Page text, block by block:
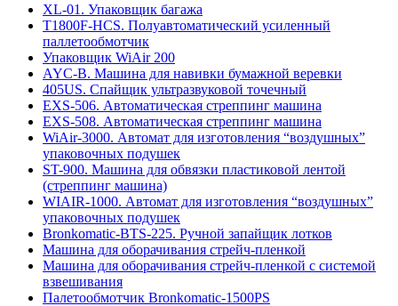
XL-01. Упаковщик багажа
T1800F-HCS. Полуавтоматический усиленный
паллетообмотчик
Упаковщик WiAir 200
AYC-B. Машина для навивки бумажной веревки
405US. Спайщик ультразвуковой точечный
EXS-506. Автоматическая стреппинг машина
EXS-508. Автоматическая стреппинг машина
WiAir-3000. Автомат для изготовления “воздушных”
упаковочных подушек
ST-900. Машина для обвязки пластиковой лентой
(стреппинг машина)
WIAIR-1000. Автомат для изготовления “воздушных”
упаковочных подушек
Bronkomatic-BTS-225. Ручной запайщик лотков
Машина для оборачивания стрейч-пленкой
Машина для оборачивания стрейч-пленкой с системой
взвешивания
Палетообмотчик Bronkomatic-1500PS